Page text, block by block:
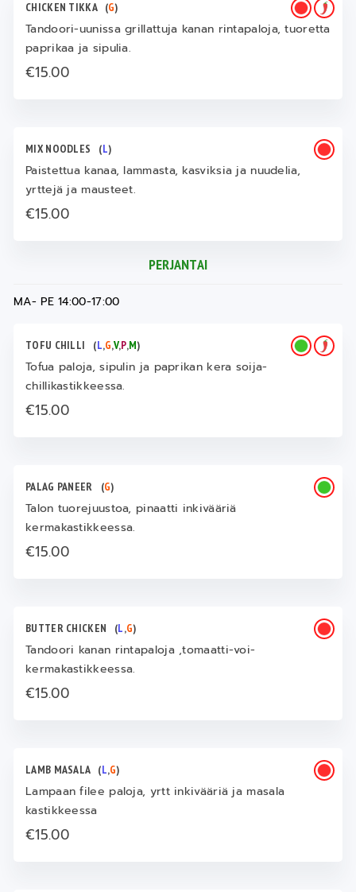
CHICKEN TIKKA (G)
Tandoori-uunissa grillattuja kanan rintapaloja, tuoretta
paprikaa ja sipulia.
€15.00
MIX NOODLES (L)
Paistettua kanaa, lammasta, kasviksia ja nuudelia,
yrttejä ja mausteet.
€15.00
PERJANTAI
MA- PE 14:00-17:00
TOFU CHILLI (L,G,V,P,M)
Tofua paloja, sipulin ja paprikan kera soija-
chillikastikkeessa.
€15.00
PALAG PANEER (G)
Talon tuorejuustoa, pinaatti inkivääriä
kermakastikkeessa.
€15.00
BUTTER CHICKEN (L,G)
Tandoori kanan rintapaloja ,tomaatti-voi-
kermakastikkeessa.
€15.00
LAMB MASALA (L,G)
Lampaan filee paloja, yrtt inkivääriä ja masala
kastikkeessa
€15.00